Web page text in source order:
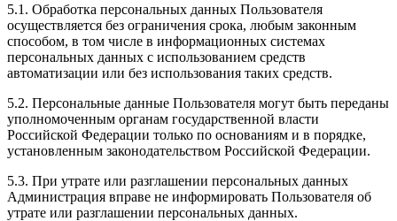
5.1. Обработка персональных данных Пользователя
осуществляется без ограничения срока, любым законным
способом, в том числе в информационных системах
персональных данных с использованием средств
автоматизации или без использования таких средств.
5.2. Персональные данные Пользователя могут быть переданы
уполномоченным органам государственной власти
Российской Федерации только по основаниям и в порядке,
установленным законодательством Российской Федерации.
5.3. При утрате или разглашении персональных данных
Администрация вправе не информировать Пользователя об
утрате или разглашении персональных данных.